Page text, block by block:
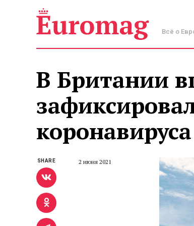
Всё о
В Британии
коронавируса
2 июня 2021
SHARE